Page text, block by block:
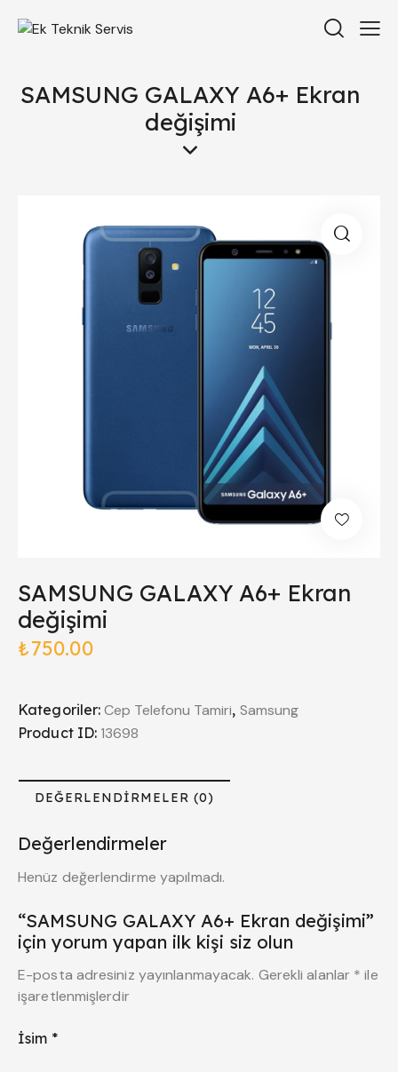
SAMSUNG GALAXY A6+ Ekran
değişimi
SAMSUNG GALAXY A6+ Ekran
değişimi
₺750.00
Kategoriler:Cep Telefonu Tamiri, Samsung
Product ID: 13698
DEĞERLENDIRMELER (0)
Değerlendirmeler
Henüz değerlendirme yapılmadı.
“SAMSUNG GALAXY A6+ Ekran değişimi”
için yorum yapan ilk kişi siz olun
E-posta adresiniz yayınlanmayacak. Gerekli alanlar * ile
işaretlenmişlerdir
İsim *